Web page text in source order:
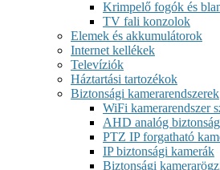
Krimpelő fogók és
TV fali konzolok
Elemek és akkumulátorok
Internet kellékek
Televíziók
Háztartási tartozékok
Biztonsági kamerarendszerek
WiFi kamerarendszer
AHD analóg
PTZ IP forgatható
IP biztonsági kamerák
Biztonsági